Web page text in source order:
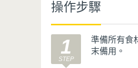
操作步驟
1
準備所有食
末備用。